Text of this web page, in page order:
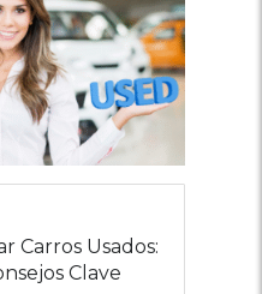
Carros Usados:
Clave